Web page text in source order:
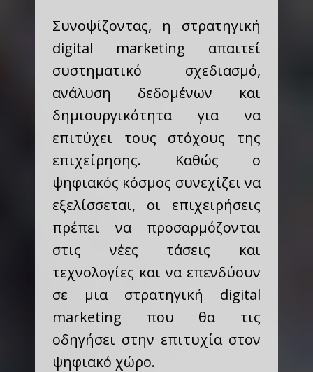
Συνοψίζοντας, η στρατηγική
digital marketing απαιτεί
συστηματικό σχεδιασμό,
ανάλυση δεδομένων και
δημιουργικότητα για να
επιτύχει τους στόχους της
επιχείρησης. Καθώς ο
ψηφιακός κόσμος συνεχίζει να
εξελίσσεται, οι επιχειρήσεις
πρέπει να προσαρμόζονται
στις νέες τάσεις και
τεχνολογίες και να επενδύουν
σε μια στρατηγική digital
marketing που θα τις
οδηγήσει στην επιτυχία στον
ψηφιακό χώρο.